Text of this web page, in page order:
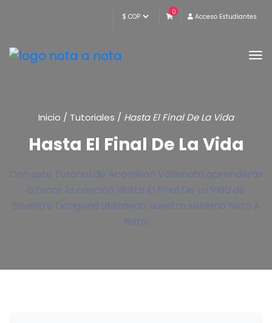
0
Acceso Estudiantes
Inicio / Tutoriales / Hasta El Final De La Vida
Hasta El Final De La Vida
Con este Tutorial de Acordeón Vallenato aprenderás
a tocar la canción Hasta El Final De La Vida de
Silvestre Dangond utilizando nuestro sistema Nota A
Nota.